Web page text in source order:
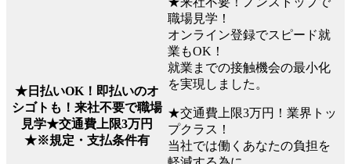
★日払いOK！即払いのオ
シゴトも！来社不要で職場
見学★交通費上限3万円
★※規定・支払条件有
職場見学！
オンライン登録でスピード就
業もOK！
就業までの接触機会の最小化
を実現しました。
★交通費上限3万円！業界トッ
プクラス！
当社では働くあなたの負担を